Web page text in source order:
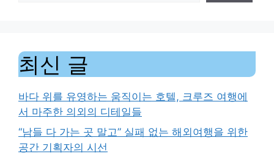
최신 글
바다 위를 유영하는 움직이는 호텔, 크루즈 여행에
서 마주한 의외의 디테일들
“남들 다 가는 곳 말고” 실패 없는 해외여행을 위한
공간 기획자의 시선